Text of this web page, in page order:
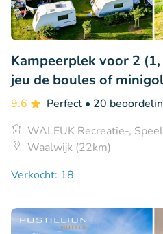
Kampeerplek voor 2
jeu de boules of
9.6 Perfect • 20
WALEUK Recreatie-,
Waalwijk (22km)
Verkocht: 18